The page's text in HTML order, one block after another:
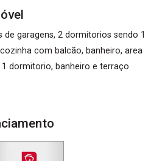
de garagens, 2 dormitorios sendo 1
com balcão, banheiro, area
dormitorio, banheiro e terraço